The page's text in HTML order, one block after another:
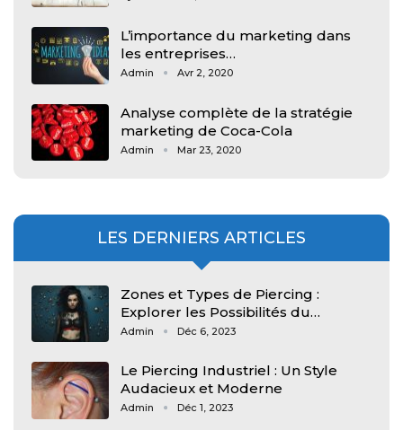
L’importance du marketing dans
les entreprises…
Admin Avr 2, 2020
Analyse complète de la stratégie
marketing de Coca-Cola
Admin Mar 23, 2020
LES DERNIERS ARTICLES
Zones et Types de Piercing :
Explorer les Possibilités du…
Admin Déc 6, 2023
Le Piercing Industriel : Un Style
Audacieux et Moderne
Admin Déc 1, 2023